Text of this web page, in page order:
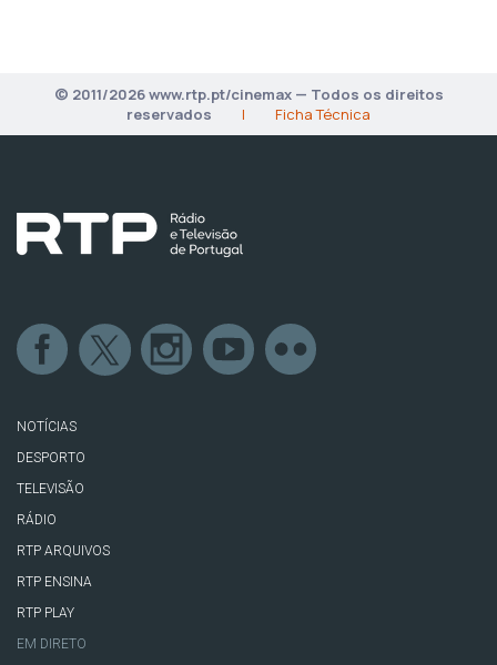
© 2011/2026 www.rtp.pt/cinemax — Todos os direitos
reservados
| Ficha Técnica
NOTÍCIAS
DESPORTO
TELEVISÃO
RÁDIO
RTP ARQUIVOS
RTP ENSINA
RTP PLAY
EM DIRETO